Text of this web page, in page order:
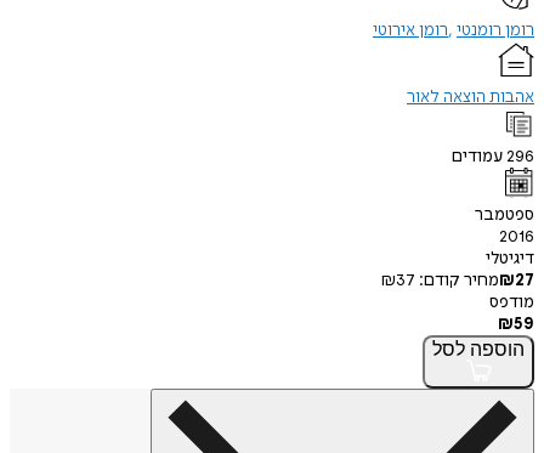
רומן רומנטי רומן אירוטי
אהבות הוצאה לאור
296עמודים
ספטמבר
2016
דיגיטלי
₪27 מחיר קודם: ₪37
מודפס
₪59
הוספה לסל